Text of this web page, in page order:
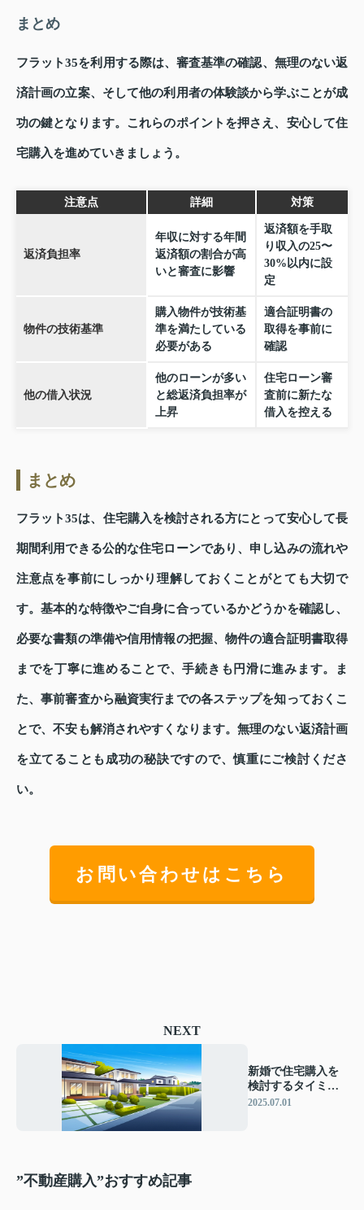
まとめ
フラット35を利用する際は、審査基準の確認、無理のない返
済計画の立案、そして他の利用者の体験談から学ぶことが成
功の鍵となります。これらのポイントを押さえ、安心して住
宅購入を進めていきましょう。
注意点 詳細 対策
返済負担率
年収に対する年間
返済額の割合が高
いと審査に影響
返済額を手取
り収入の25〜
30%以内に設
定
物件の技術基準
購入物件が技術基
準を満たしている
必要がある
適合証明書の
取得を事前に
確認
他の借入状況
他のローンが多い
と総返済負担率が
上昇
住宅ローン審
査前に新たな
借入を控える
まとめ
フラット35は、住宅購入を検討される方にとって安心して長
期間利用できる公的な住宅ローンであり、申し込みの流れや
注意点を事前にしっかり理解しておくことがとても大切で
す。基本的な特徴やご自身に合っているかどうかを確認し、
必要な書類の準備や信用情報の把握、物件の適合証明書取得
までを丁寧に進めることで、手続きも円滑に進みます。ま
た、事前審査から融資実行までの各ステップを知っておくこ
とで、不安も解消されやすくなります。無理のない返済計画
を立てることも成功の秘訣ですので、慎重にご検討くださ
い。
お問い合わせはこちら
NEXT
新婚で住宅購入を
検討するタイミン
グは？夫婦に合っ
2025.07.01
”不動産購入”おすすめ記事